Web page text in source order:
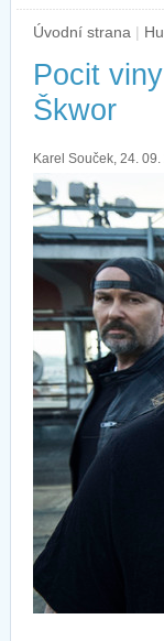
Úvodní strana |
Pocit
Škwor
Karel Souček, 24. 09.